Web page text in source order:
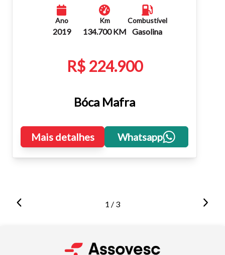
Ano
2019
Km
134.700 KM
Combustível
Gasolina
R$ 224.900
Bóca Mafra
Mais detalhes Whatsapp
1 / 3